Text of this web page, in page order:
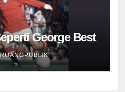
George Best